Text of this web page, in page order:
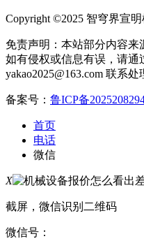
Copyright ©2025 智穹界宣
免责声明：本站部分内容来
如有侵权或信息有误，请通
yakao2025@163.com 联系处
备案号： 鲁ICP备
首页
电话
微信
X
截屏，微信识别二维码
微信号：